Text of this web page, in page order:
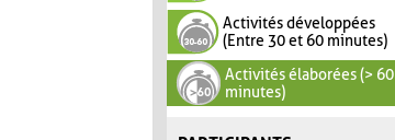
Activités développées
(Entre 30 et 60 minutes)
Activités élaborées (> 60
minutes)